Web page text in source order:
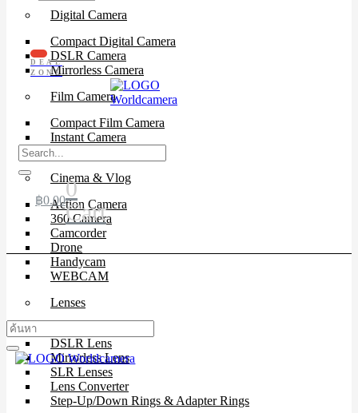
Digital Camera
Compact Digital Camera
DSLR Camera
Mirrorless Camera
Film Camera
Compact Film Camera
Instant Camera
SLR Camera
Cinema & Vlog
Action Camera
360 Camera
Camcorder
Drone
Handycam
WEBCAM
Lenses
DSLR Lens
Mirrorless Lens
SLR Lenses
Lens Converter
Step-Up/Down Rings & Adapter Rings
DEAL
ZONE
฿0.000
Cart